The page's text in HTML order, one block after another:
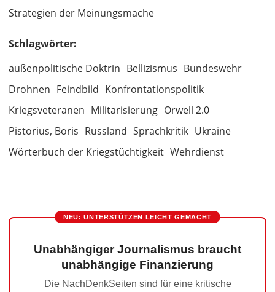
Strategien der Meinungsmache
Schlagwörter:
außenpolitische Doktrin Bellizismus Bundeswehr
Drohnen Feindbild Konfrontationspolitik
Kriegsveteranen Militarisierung Orwell 2.0
Pistorius, Boris Russland Sprachkritik Ukraine
Wörterbuch der Kriegstüchtigkeit Wehrdienst
NEU: UNTERSTÜTZEN LEICHT GEMACHT
Unabhängiger Journalismus braucht
unabhängige Finanzierung
Die NachDenkSeiten sind für eine kritische